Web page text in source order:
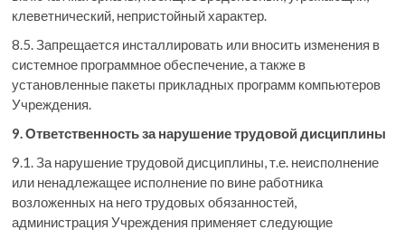
клеветнический, непристойный характер.
8.5. Запрещается инсталлировать или вносить изменения в
системное программное обеспечение, а также в
установленные пакеты прикладных программ компьютеров
Учреждения.
9. Ответственность за нарушение трудовой дисциплины
9.1. За нарушение трудовой дисциплины, т.е. неисполнение
или ненадлежащее исполнение по вине работника
возложенных на него трудовых обязанностей,
администрация Учреждения применяет следующие